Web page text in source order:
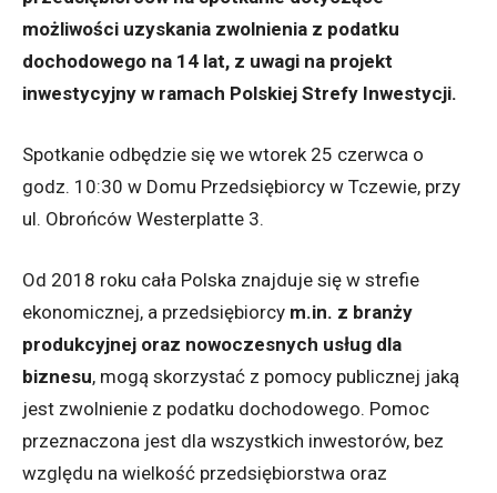
możliwości uzyskania zwolnienia z podatku
dochodowego na 14 lat, z uwagi na projekt
inwestycyjny w ramach Polskiej Strefy Inwestycji.
Spotkanie odbędzie się we wtorek 25 czerwca o
godz. 10:30 w Domu Przedsiębiorcy w Tczewie, przy
ul. Obrońców Westerplatte 3.
Od 2018 roku cała Polska znajduje się w strefie
ekonomicznej, a przedsiębiorcy m.in. z branży
produkcyjnej oraz nowoczesnych usług dla
biznesu, mogą skorzystać z pomocy publicznej jaką
jest zwolnienie z podatku dochodowego. Pomoc
przeznaczona jest dla wszystkich inwestorów, bez
względu na wielkość przedsiębiorstwa oraz